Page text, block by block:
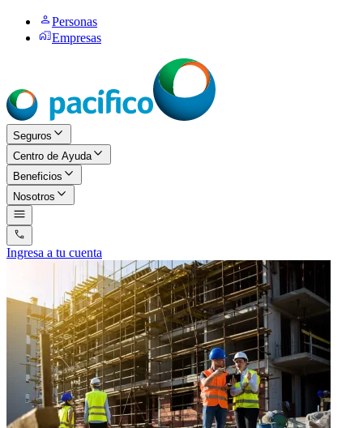
Personas
Empresas
Seguros
Centro de Ayuda
Beneficios
Nosotros
Ingresa a tu cuenta